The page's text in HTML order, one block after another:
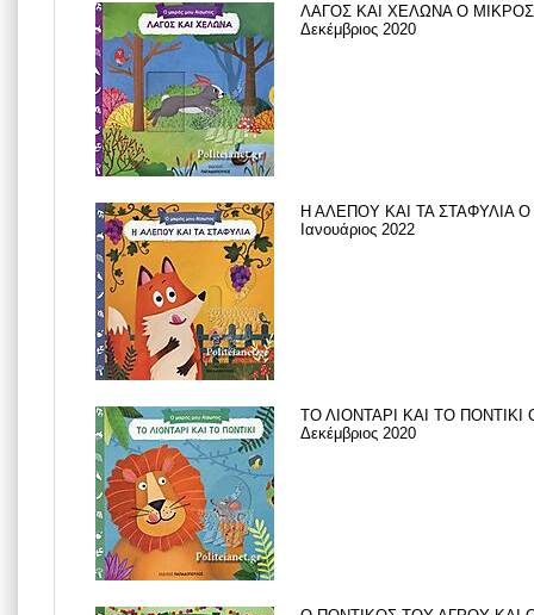
ΛΑΓΟΣ ΚΑΙ ΧΕΛΩΝΑ Ο
Δεκέμβριος 2020
Η ΑΛΕΠΟΥ ΚΑΙ ΤΑ ΣΤΑΦΥΛΙΑ
Ιανουάριος 2022
ΤΟ ΛΙΟΝΤΑΡΙ ΚΑΙ ΤΟ
Δεκέμβριος 2020